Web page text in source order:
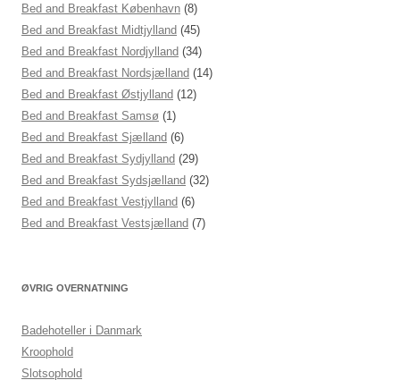
Bed and Breakfast København (8)
Bed and Breakfast Midtjylland (45)
Bed and Breakfast Nordjylland (34)
Bed and Breakfast Nordsjælland (14)
Bed and Breakfast Østjylland (12)
Bed and Breakfast Samsø (1)
Bed and Breakfast Sjælland (6)
Bed and Breakfast Sydjylland (29)
Bed and Breakfast Sydsjælland (32)
Bed and Breakfast Vestjylland (6)
Bed and Breakfast Vestsjælland (7)
ØVRIG OVERNATNING
Badehoteller i Danmark
Kroophold
Slotsophold